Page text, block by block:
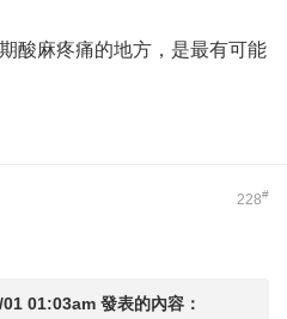
酸麻疼痛的地方，是最有可能
228#
01:03am 發表的內容：